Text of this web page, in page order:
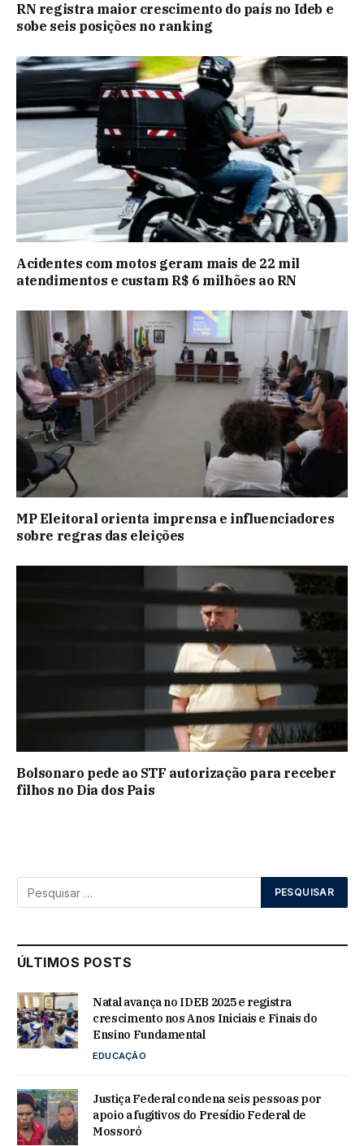
RN registra maior crescimento do país no Ideb e
sobe seis posições no ranking
Acidentes com motos geram mais de 22 mil
atendimentos e custam R$ 6 milhões ao RN
MP Eleitoral orienta imprensa e influenciadores
sobre regras das eleições
Bolsonaro pede ao STF autorização para receber
filhos no Dia dos Pais
ÚLTIMOS POSTS
Natal avança no IDEB 2025 e registra
crescimento nos Anos Iniciais e Finais do
Ensino Fundamental
EDUCAÇÃO
Justiça Federal condena seis pessoas por
apoio a fugitivos do Presídio Federal de
Mossoró